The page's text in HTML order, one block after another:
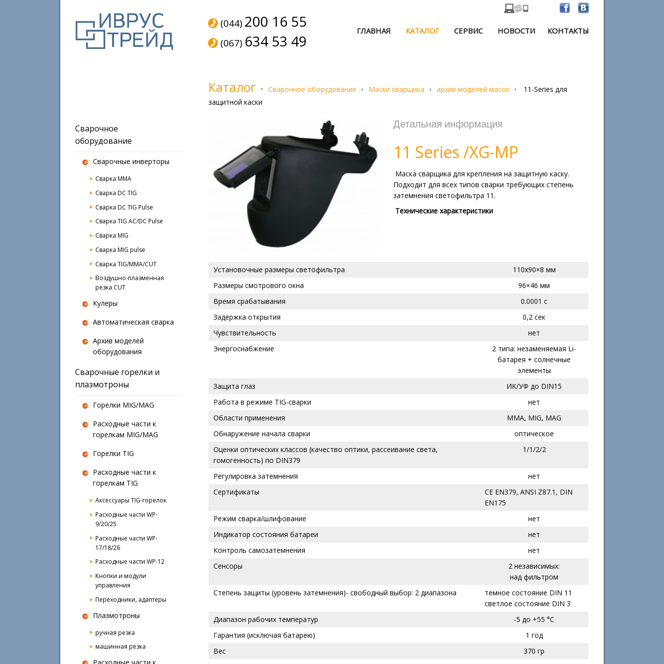
(044) 200 16 55
(067) 634 53 49
ГЛАВНАЯ КАТАЛОГ СЕРВИС НОВОСТИ КОНТАКТЫ
Каталог Сварочное оборудование Маски сварщика архив моделей масок
11-Series для
защитной каски
Сварочное
оборудование
Сварочные инверторы
Сварка MMA
Сварка DC TIG
Сварка DC TIG Pulse
Сварка TIG AC/DC Pulse
Сварка MIG
Сварка MIG pulse
Сварка TIG/MMA/CUT
Воздушно-плазменная
резка CUT
Кулеры
Автоматическая сварка
Архив моделей
оборудования
Сварочные горелки и
плазмотроны
Горелки MIG/MAG
Расходные части к
горелкам MIG/MAG
Горелки TIG
Расходные части к
горелкам TIG
Аксессуары TIG-горелок
Расходные части WP-
9/20/25
Расходные части WP-
17/18/26
Расходные части WP-12
Кнопки и модули
управления
Переходники, адаптеры
Плазмотроны
ручная резка
машинная резка
Детальная информация
11 Series /XG-MP
Маска сварщика для крепления на защитную каску.
Подходит для всех типов сварки требующих степень
затемнения светофильтра 11.
Технические характеристики
Установочные размеры светофильтра
110х90×8 мм
Размеры смотрового окна
96×46 мм
Время срабатывания
0.0001 с
Задержка открытия
0,2 сек
Чувствительность
нет
Энергоснабжение
2 типа: незаменяемая Li-
батарея + солнечные
элементы
Защита глаз
ИК/УФ до DIN15
Работа в режиме TIG-сварки
нет
Области применения
MMA, MIG, MAG
Обнаружение начала сварки
оптическое
Оценки оптических классов (качество оптики, рассеивание света,
гомогенность) по DIN379
1/1/2/2
Регулировка затемнения
нет
Сертификаты
CE EN379, ANSI Z87.1, DIN
EN175
Режим сварка/шлифование
нет
Индикатор состояния батареи
нет
Контроль самозатемнения
нет
Сенсоры
2 независимых:
над фильтром
Степень защиты (уровень затемнения)- свободный выбор: 2 диапазона
темное состояние DIN 11
светлое состояние DIN 3
Диапазон рабочих температур
-5 до +55 °C
Гарантия (исключая батарею)
1 год
Вес
370 гр